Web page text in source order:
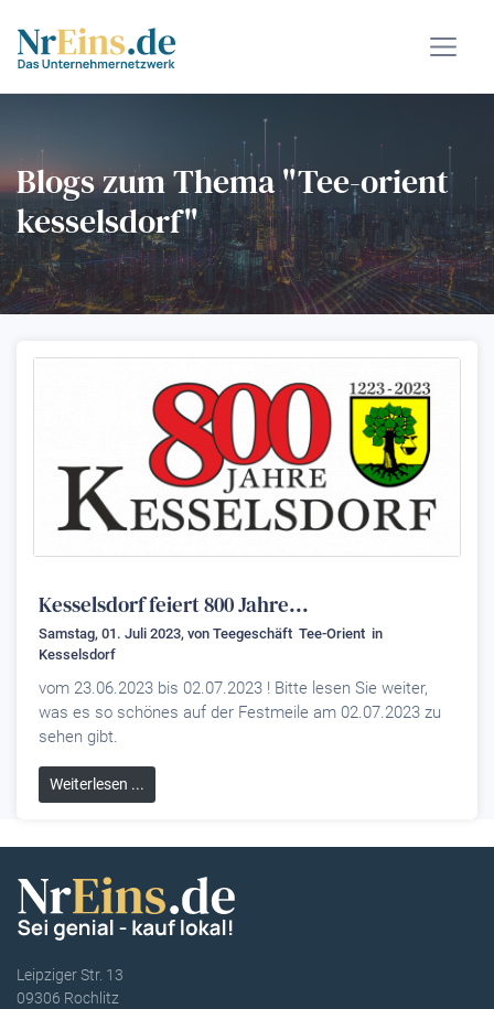
Blogs zum Thema "Tee-orient
kesselsdorf"
Kesselsdorf feiert 800 Jahre...
Samstag, 01. Juli 2023, von Teegeschäft Tee-Orient in
Kesselsdorf
vom 23.06.2023 bis 02.07.2023 ! Bitte lesen Sie weiter,
was es so schönes auf der Festmeile am 02.07.2023 zu
sehen gibt.
Weiterlesen ...
Leipziger Str. 13
09306 Rochlitz